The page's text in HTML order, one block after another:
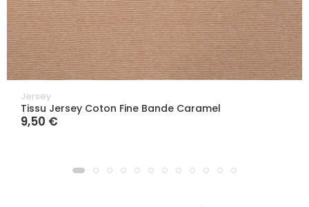
Jersey
Tissu Jersey Coton Fine Bande Caramel
9,50 €